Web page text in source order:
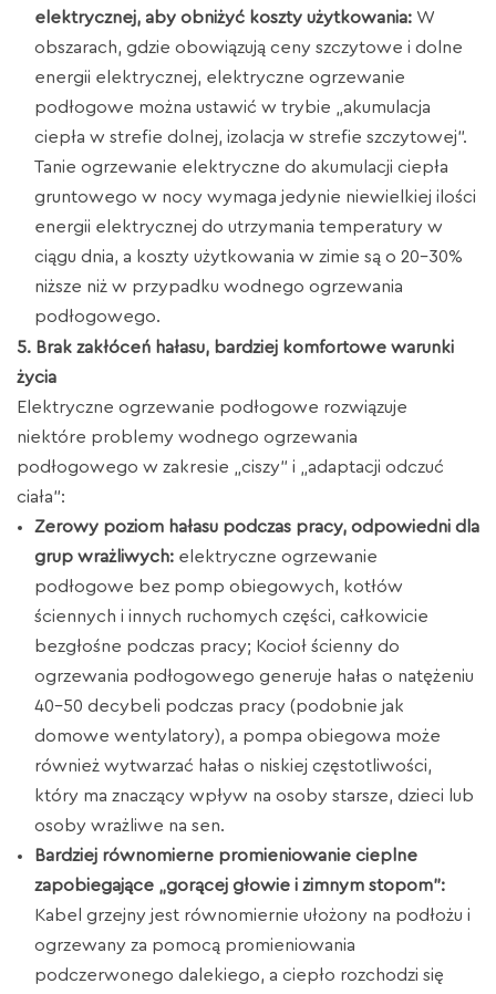
elektrycznej, aby obniżyć koszty użytkowania: W
obszarach, gdzie obowiązują ceny szczytowe i dolne
energii elektrycznej, elektryczne ogrzewanie
podłogowe można ustawić w trybie „akumulacja
ciepła w strefie dolnej, izolacja w strefie szczytowej”.
Tanie ogrzewanie elektryczne do akumulacji ciepła
gruntowego w nocy wymaga jedynie niewielkiej ilości
energii elektrycznej do utrzymania temperatury w
ciągu dnia, a koszty użytkowania w zimie są o 20–30%
niższe niż w przypadku wodnego ogrzewania
podłogowego.
5. Brak zakłóceń hałasu, bardziej komfortowe warunki
życia
Elektryczne ogrzewanie podłogowe rozwiązuje
niektóre problemy wodnego ogrzewania
podłogowego w zakresie „ciszy” i „adaptacji odczuć
ciała”:
Zerowy poziom hałasu podczas pracy, odpowiedni dla
grup wrażliwych: elektryczne ogrzewanie
podłogowe bez pomp obiegowych, kotłów
ściennych i innych ruchomych części, całkowicie
bezgłośne podczas pracy; Kocioł ścienny do
ogrzewania podłogowego generuje hałas o natężeniu
40-50 decybeli podczas pracy (podobnie jak
domowe wentylatory), a pompa obiegowa może
również wytwarzać hałas o niskiej częstotliwości,
który ma znaczący wpływ na osoby starsze, dzieci lub
osoby wrażliwe na sen.
Bardziej równomierne promieniowanie cieplne
zapobiegające „gorącej głowie i zimnym stopom”:
Kabel grzejny jest równomiernie ułożony na podłożu i
ogrzewany za pomocą promieniowania
podczerwonego dalekiego, a ciepło rozchodzi się